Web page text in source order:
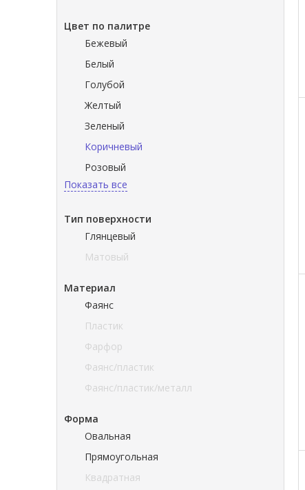
Цвет по палитре
Бежевый
Белый
Голубой
Желтый
Зеленый
Коричневый
Розовый
Показать все
Тип поверхности
Глянцевый
Матовый
Материал
Фаянс
Пластик
Фарфор
Фаянс/пластик
Фаянс/пластик/металл
Форма
Овальная
Прямоугольная
Квадратная